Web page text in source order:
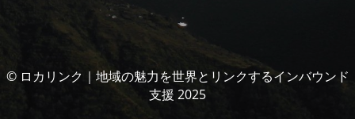
© ロカリンク｜地域の魅力を世界とリンクするインバウンド
支援 2025